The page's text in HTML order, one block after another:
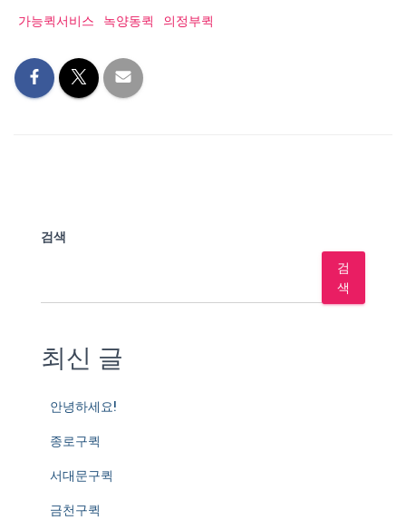
가능퀵서비스
녹양동퀵 의정부퀵
검색
검
색
최신 글
안녕하세요!
종로구퀵
서대문구퀵
금천구퀵